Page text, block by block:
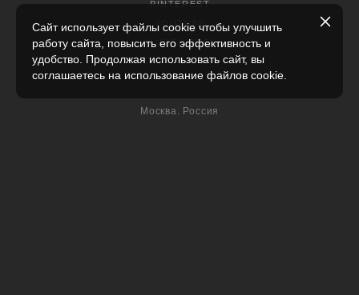
PINTEREST
YOUTUBE
YANDEX DZEN
КОНТАКТЫ
Москва, Россия
Сайт использует файлы cookie чтобы улучшить
работу сайта, повысить его эффективность и
удобство. Продолжая использовать сайт, вы
соглашаетесь на использование файлов cookie.